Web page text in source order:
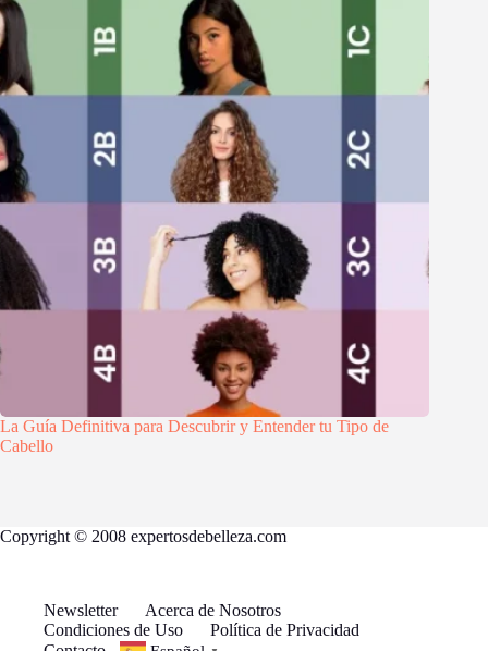
La Guía Definitiva para Descubrir y Entender tu Tipo de
Cabello
Copyright © 2008 expertosdebelleza.com
Newsletter
Acerca de Nosotros
Condiciones de Uso
Política de Privacidad